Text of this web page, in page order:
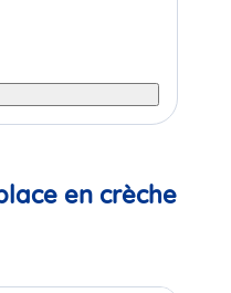
en crèche